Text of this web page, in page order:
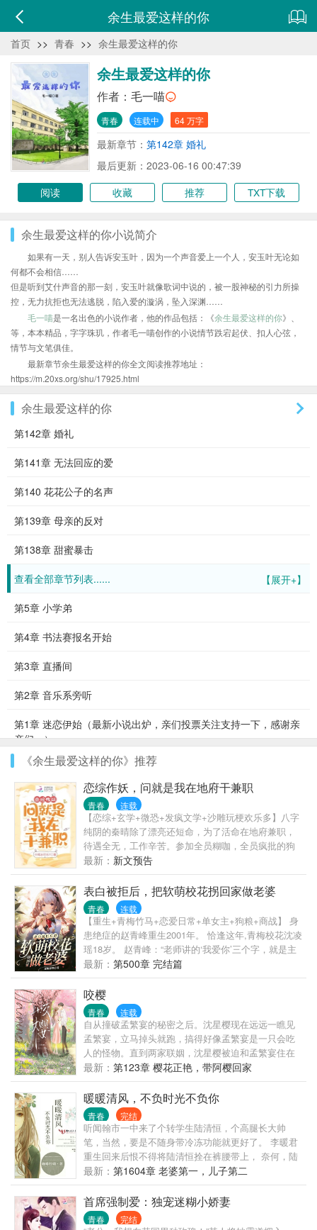
余生最爱这样的你
首页 >> 青春 >> 余生最爱这样的你
余生最爱这样的你
作者： 毛一喵
青春 连载中 64 万字
最新章节： 第142章 婚礼
最后更新：2023-06-16 00:47:39
阅读
收藏 推荐 TXT下载
余生最爱这样的你小说简介
如果有一天，别人告诉安玉叶，因为一个声音爱上一个人，安玉叶无论如
何都不会相信……
但是听到艾什声音的那一刻，安玉叶就像歌词中说的，被一股神秘的引力所操
控，无力抗拒也无法逃脱，陷入爱的漩涡，坠入深渊……
毛一喵是一名出色的小说作者，他的作品包括：《余生最爱这样的你》、
等，本本精品，字字珠玑，作者毛一喵创作的小说情节跌宕起伏、扣人心弦，
情节与文笔俱佳。
最新章节余生最爱这样的你全文阅读推荐地址：
https://m.20xs.org/shu/17925.html
余生最爱这样的你
第142章 婚礼
第141章 无法回应的爱
第140 花花公子的名声
第139章 母亲的反对
第138章 甜蜜暴击
【展开+】
查看全部章节列表......
第5章 小学弟
第4章 书法赛报名开始
第3章 直播间
第2章 音乐系旁听
第1章 迷恋伊始（最新小说出炉，亲们投票关注支持一下，感谢亲
亲们～）
《余生最爱这样的你》推荐
恋综作妖，问就是我在地府干兼职
青春 连载
【恋综+玄学+微恐+发疯文学+沙雕玩梗欢乐多】八字
纯阴的秦晴除了漂亮还短命，为了活命在地府兼职，
待遇全无，工作辛苦。参加全员糊咖，全员疯批的狗
血恋综节目，作天作地的秦晴其实只想完成任务却意
外爆红。“别靠近，你灵魂的臭味，我闻不得！”不是她
做作，只是这位刚刚出道不久的小爱豆是八爪鱼转
世，背负无数女生的诅咒，灵魂都腐朽了。才被全网
黑的秦晴还未有机会反击，这位小爱豆就被前女友们
连夜爆料，花式塌房！“美女，你这样饿下去，早晚要
出人命的。”女明星为了保持身材，什么歪门邪道都敢
胡来……秦晴不过是好心提醒，没几天女明星就送上
了热搜。原来大家还以为秦晴是作精，后来才明白，
真诚才是必杀技！欲哭无泪的导演，这是恋综，你为
什么要跳预言家？嘉宾一个个凋零，秦晴在网上人气
爆红，评论区全部都是来许愿的网友。秦晴很无奈，
她不是许愿池里的王八！别人上恋综是甜蜜蜜，她上
恋综是每晚被狼人杀，别人收到告白信，她收到诅咒
信。掀桌，老娘不玩了！你们知道我是谁吗？谁敢乱
来！我不是，我没有，我不敢动……
最新： 新文预告
表白被拒后，把软萌校花拐回家做老婆
青春 连载
【重生+青梅竹马+恋爱日常+单女主+狗粮+商战】 身
患绝症的赵青峰重生2001年。 恰逢这年,青梅校花沈凌
瑶18岁。 赵青峰：“老师讲的‘我爱你’三个字，就是主
谓宾对吧？” 沈凌瑶：“对。” 赵青峰：“我之前加的状语
也对吗？” 沈凌瑶：“对。” 赵青峰：“定语呢？” 沈凌
瑶：“对。” 赵青峰：“你也爱我对吗？” 沈凌瑶：“对...
嗯？好你个大蜜蜂，又来占我便宜，吃本公主一
JIO！” 这是一对青梅竹马含羞待放且双向奔赴的甜蜜
狗粮故事。 兼顾亲情友情，商业种田，欢迎品鉴。
最新： 第500章 完结篇
咬樱
青春 连载
自从撞破孟繁宴的秘密之后。沈星樱现在远远一瞧见
孟繁宴，立马掉头就跑，搞得好像孟繁宴是一只会吃
人的怪物。直到两家联姻，沈星樱被迫和孟繁宴住在
一起。沈星樱每晚都缩在床角瑟瑟发抖，又惊又怂的
盯着孟繁宴说：“我今晚泡过辣椒水和大蒜了，很难闻
的，你…...
最新： 第123章 樱花正艳，带阿樱回家
暖暖清风，不负时光不负你
青春 完结
听闻翰市一中来了个转学生陆清恒，个高腿长大帅
笔，当然，要是不随身带冷冻功能就更好了。 李暖君
重生回来后恨不得将陆清恒拴在裤腰带上， 奈何，陆
清恒没理她呀！ 追夫路上，李暖君愈走愈远愈来愈不
要脸。 李暖君：陆清恒你看我眼睛好看吗？ 陆清
恒：？？？ 李暖君：因为里面全是你呀！ 李暖君：陆
清恒你再不理我就要吻你了喔。 后来，某人食髓知
味，动不动就墙咚，床咚。。 陆清恒：宝贝，接吻的
最新： 第1604章 老婆第一，儿子第二
首席强制爱：独宠迷糊小娇妻
青春 完结